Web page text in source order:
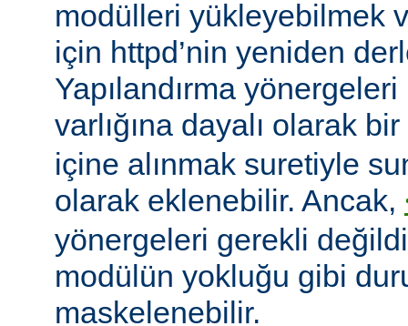
modülleri yükleyebilmek
için httpd’nin yeniden
Yapılandırma
varlığına dayalı olarak bir
içine alınmak suretiyle
olarak eklenebilir. Ancak,
yönergeleri gerekli
modülün yokluğu gibi
maskelenebilir.